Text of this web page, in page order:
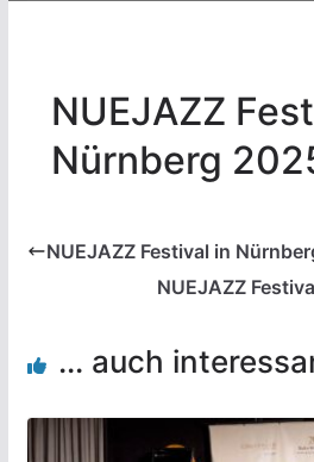
NUEJAZZ
Nürnberg
NUEJAZZ Festival in
NUEJAZZ
... auch